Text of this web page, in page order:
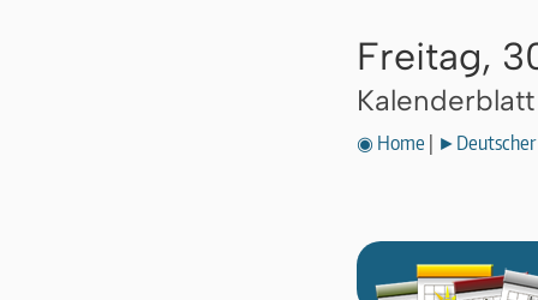
Freitag,
◉ Home ►Deutscher